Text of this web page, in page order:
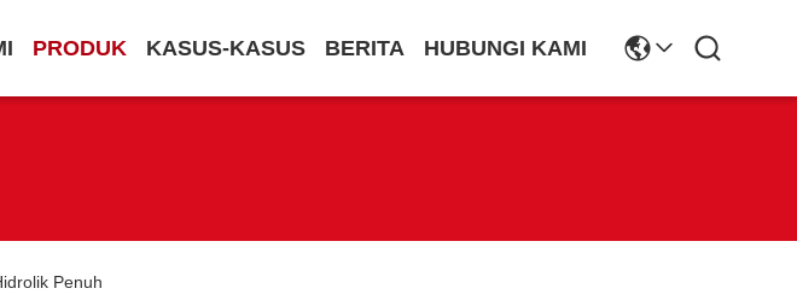
PRODUK KASUS-KASUS BERITA HUBUNGI KAMI
Penuh